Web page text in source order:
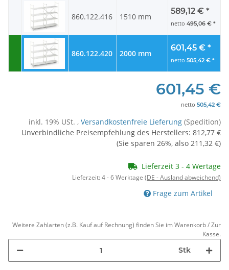
860.122.416 1510 mm
589,12 € *
netto 495,06 € *
860.122.420 2000 mm
601,45 € *
netto 505,42 € *
601,45 €
netto 505,42 €
inkl. 19% USt. , Versandkostenfreie Lieferung (Spedition)
Unverbindliche Preisempfehlung des Herstellers: 812,77 €
(Sie sparen 26%, also 211,32 €)
Lieferzeit 3 - 4 Wertage
Lieferzeit:4 - 6 Werktage (DE - Ausland abweichend)
Frage zum Artikel
Weitere Zahlarten (z.B. Kauf auf Rechnung) finden Sie im Warenkorb / Zur
Kasse.
Stk